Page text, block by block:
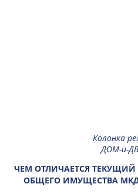
Колонка
ДОМ-и-
ЧЕМ ОТЛИЧАЕТСЯ
ОБЩЕГО ИМУЩЕСТВА